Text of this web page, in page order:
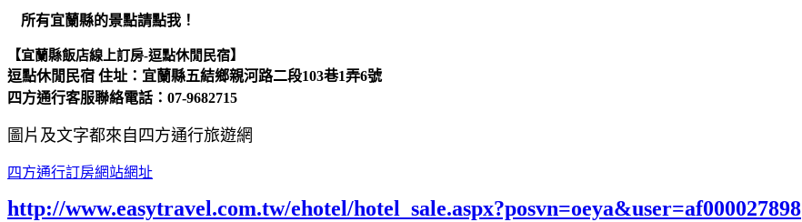
所有宜蘭縣的景點請點我！
【宜蘭縣飯店線上訂房-逗點休閒民宿】
逗點休閒民宿 住址：宜蘭縣五結鄉親河路二段103巷1弄6號
四方通行客服聯絡電話：07-9682715
圖片及文字都來自四方通行旅遊網
四方通行訂房網站網址
http://www.easytravel.com.tw/ehotel/hotel_sale.aspx?posvn=oeya&user=af000027898